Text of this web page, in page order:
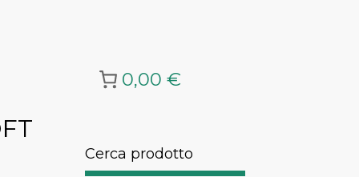
0,00 €
Cerca prodotto